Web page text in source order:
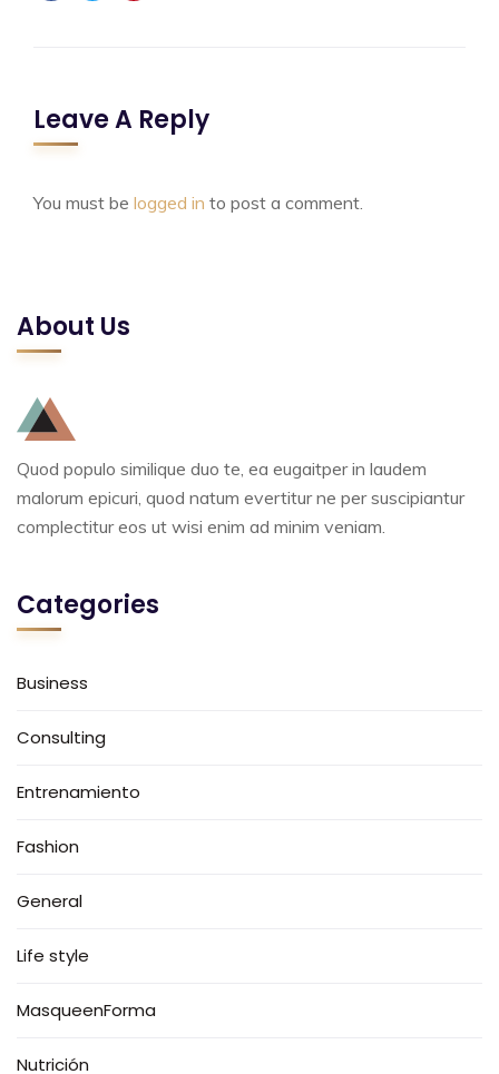
Leave A Reply
You must be logged in to post a comment.
About Us
Quod populo similique duo te, ea eugaitper in laudem
malorum epicuri, quod natum evertitur ne per suscipiantur
complectitur eos ut wisi enim ad minim veniam.
Categories
Business
Consulting
Entrenamiento
Fashion
General
Life style
MasqueenForma
Nutrición